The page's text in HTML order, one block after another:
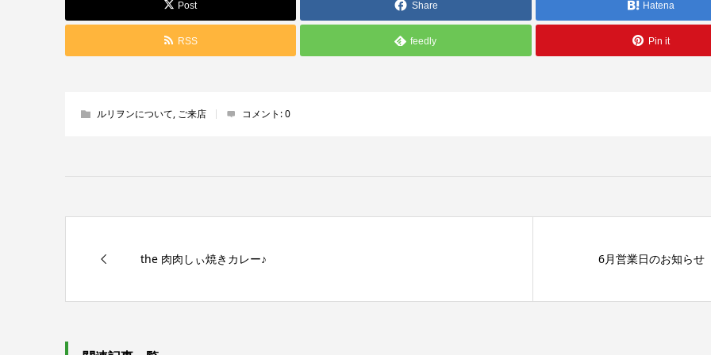
Post Share Hatena
RSS feedly Pin it
ルリヲンについて, ご来店 コメント:0
the 肉肉しぃ焼きカレー♪ 6月営業日のお知らせ